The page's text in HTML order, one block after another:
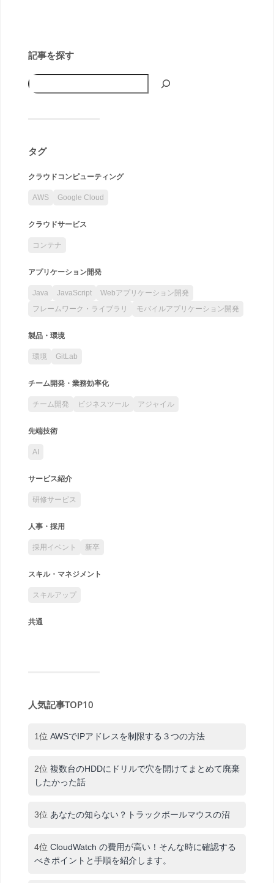
記事を探す
タグ
クラウドコンピューティング
AWS Google Cloud
クラウドサービス
コンテナ
アプリケーション開発
Java JavaScript
Webアプリケーション開発
フレームワーク・ライブラリ
モバイルアプリケーション開発
製品・環境
環境 GitLab
チーム開発・業務効率化
チーム開発 ビジネスツール アジャイル
先端技術
AI
サービス紹介
研修サービス
人事・採用
採用イベント 新卒
スキル・マネジメント
スキルアップ
共通
人気記事TOP10
1位 AWSでIPアドレスを制限する３つの方法
2位 複数台のHDDにドリルで穴を開けてまとめて廃棄
したかった話
3位 あなたの知らない？トラックボールマウスの沼
4位 CloudWatch の費用が高い！そんな時に確認する
べきポイントと手順を紹介します。